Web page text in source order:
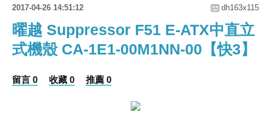
2017-04-26 14:51:12 dh163x115
曜越 Suppressor F51 E-ATX中直立
式機殼 CA-1E1-00M1NN-00【快3】
留言 0 收藏 0 推薦 0